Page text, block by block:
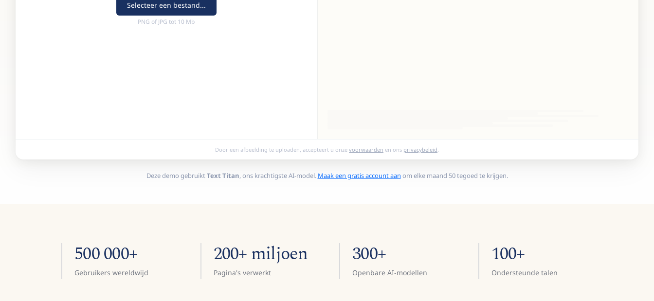
Selecteer een bestand...
PNG of JPG tot 10 Mb
Door een afbeelding te uploaden, accepteert u onze voorwaarden en ons privacybeleid
Deze demo gebruiktText Titan, ons krachtigste AI-model. Maak een gratis account aan om elke maand 50 tegoed te krijgen.
500 000+
Gebruikers wereldwijd
200+ miljoen
Pagina's verwerkt
300+
Openbare AI-modellen
100+
Ondersteunde talen